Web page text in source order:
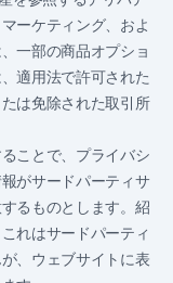
ーケティング、およ
一部の商品オプショ
適用法で許可された
は免除された取引所
ことで、プライバシ
がサードパーティサ
るものとします。紹
れはサードパーティ
、ウェブサイトに表